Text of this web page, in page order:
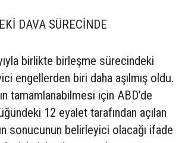
DAVA SÜRECİNDE
birlikte birleşme sürecindeki
engellerden biri daha aşılmış oldu.
tamamlanabilmesi için ABD’de
12 eyalet tarafından açılan
sonucunun belirleyici olacağı ifade